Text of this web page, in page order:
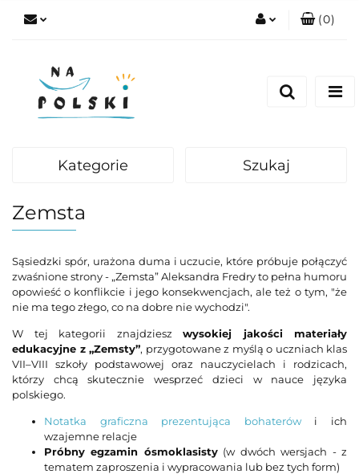
(0)
Kategorie Szukaj
Zemsta
Sąsiedzki spór, urażona duma i uczucie, które próbuje połączyć
zwaśnione strony - „Zemsta” Aleksandra Fredry to pełna humoru
opowieść o konflikcie i jego konsekwencjach, ale też o tym, "że
nie ma tego złego, co na dobre nie wychodzi".
W tej kategorii znajdziesz wysokiej jakości materiały
edukacyjne z „Zemsty”, przygotowane z myślą o uczniach klas
VII–VIII szkoły podstawowej oraz nauczycielach i rodzicach,
którzy chcą skutecznie wesprzeć dzieci w nauce języka
polskiego.
Notatka graficzna prezentująca bohaterówi ich
wzajemne relacje
Próbny egzamin ósmoklasisty(w dwóch wersjach - z
tematem zaproszenia i wypracowania lub bez tych form)